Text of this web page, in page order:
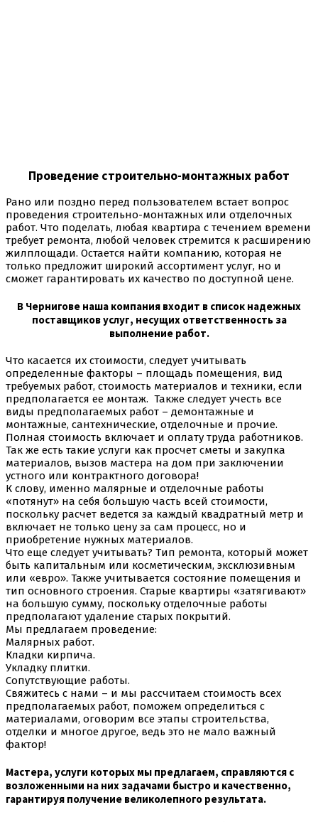
Проведение строительно-монтажных работ
Рано или поздно перед пользователем встает вопрос
проведения строительно-монтажных или отделочных
работ. Что поделать, любая квартира с течением времени
требует ремонта, любой человек стремится к расширению
жилплощади. Остается найти компанию, которая не
только предложит широкий ассортимент услуг, но и
сможет гарантировать их качество по доступной цене.
В Чернигове наша компания входит в список надежных
поставщиков услуг, несущих ответственность за
выполнение работ.
Что касается их стоимости, следует учитывать
определенные факторы – площадь помещения, вид
требуемых работ, стоимость материалов и техники, если
предполагается ее монтаж. Также следует учесть все
виды предполагаемых работ – демонтажные и
монтажные, сантехнические, отделочные и прочие.
Полная стоимость включает и оплату труда работников.
Так же есть такие услуги как просчет сметы и закупка
материалов, вызов мастера на дом при заключении
устного или контрактного договора!
К слову, именно малярные и отделочные работы
«потянут» на себя большую часть всей стоимости,
поскольку расчет ведется за каждый квадратный метр и
включает не только цену за сам процесс, но и
приобретение нужных материалов.
Что еще следует учитывать? Тип ремонта, который может
быть капитальным или косметическим, эксклюзивным
или «евро». Также учитывается состояние помещения и
тип основного строения. Старые квартиры «затягивают»
на большую сумму, поскольку отделочные работы
предполагают удаление старых покрытий.
Мы предлагаем проведение:
Малярных работ.
Кладки кирпича.
Укладку плитки.
Сопутствующие работы.
Свяжитесь с нами – и мы рассчитаем стоимость всех
предполагаемых работ, поможем определиться с
материалами, оговорим все этапы строительства,
отделки и многое другое, ведь это не мало важный
фактор!
Мастера, услуги которых мы предлагаем, справляются с
возложенными на них задачами быстро и качественно,
гарантируя получение великолепного результата.